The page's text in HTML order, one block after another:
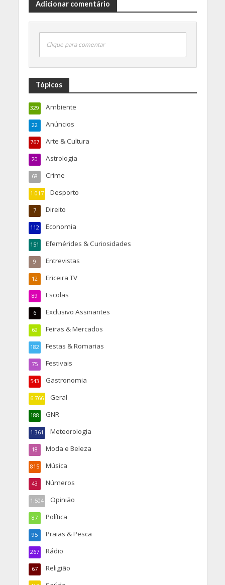
Adicionar comentário
Clique para comentar
Tópicos
Ambiente
329
Anúncios
22
Arte & Cultura
767
Astrologia
20
Crime
68
Desporto
1.017
Direito
7
Economia
112
Efemérides & Curiosidades
151
Entrevistas
9
Ericeira TV
12
Escolas
89
Exclusivo Assinantes
6
Feiras & Mercados
69
Festas & Romarias
182
Festivais
75
Gastronomia
543
Geral
6.766
GNR
188
Meteorologia
1.361
Moda e Beleza
18
Música
815
Números
43
Opinião
1.504
Política
87
Praias & Pesca
95
Rádio
267
Religião
67